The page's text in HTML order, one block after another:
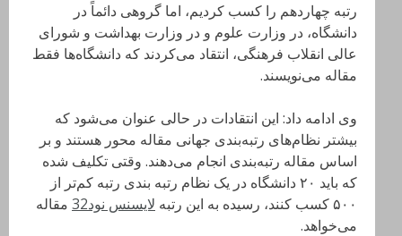
رتبه چهاردهم را کسب کردیم، اما گروهی دائماً در
دانشگاه، در وزارت علوم و در وزارت بهداشت و شورای
عالی انقلاب فرهنگی، انتقاد می‌کردند که دانشگاه‌ها فقط
مقاله می‌نویسند.
وی ادامه داد: این انتقادات در حالی عنوان می‌شود که
بیشتر نظام‌های رتبه‌بندی جهانی مقاله محور هستند و بر
اساس مقاله رتبه‌بندی انجام می‌دهند. وقتی تکلیف شده
که باید ۲۰ دانشگاه در یک نظام رتبه بندی رتبه کم‌تر از
۵۰۰ کسب کنند، رسیده به این رتبه
لایسنس نود32
مقاله
می‌خواهد.